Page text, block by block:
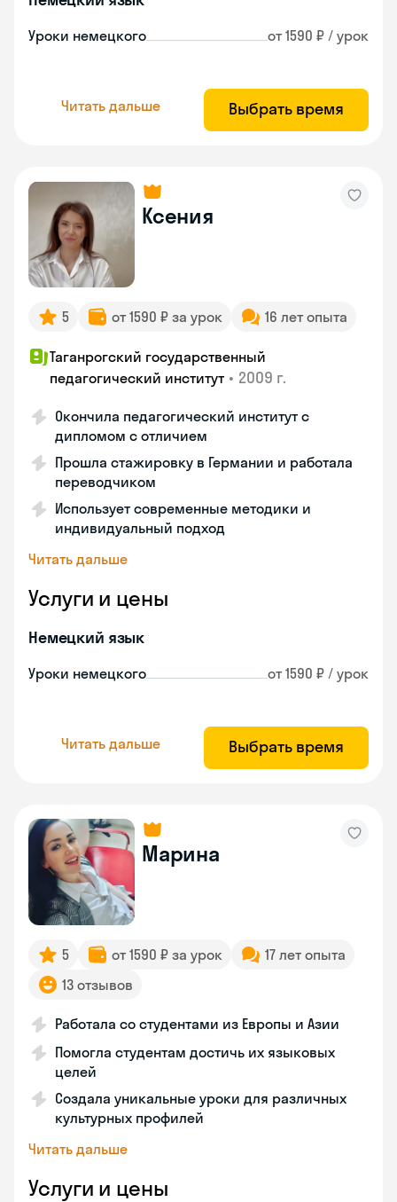
Уроки немецкого от 1590 ₽ / урок
Читать дальше Выбрать время
Ксения
5 от 1590 ₽ за урок 16 лет опыта
Таганрогский государственный
педагогический институт • 2009 г.
Окончила педагогический институт с
дипломом с отличием
Прошла стажировку в Германии и работала
переводчиком
Использует современные методики и
индивидуальный подход
Читать дальше
Услуги и цены
Немецкий язык
Уроки немецкого от 1590 ₽ / урок
Читать дальше Выбрать время
Марина
5 от 1590 ₽ за урок
17 лет опыта
13 отзывов
Работала со студентами из Европы и Азии
Помогла студентам достичь их языковых
целей
Создала уникальные уроки для различных
культурных профилей
Читать дальше
Услуги и цены